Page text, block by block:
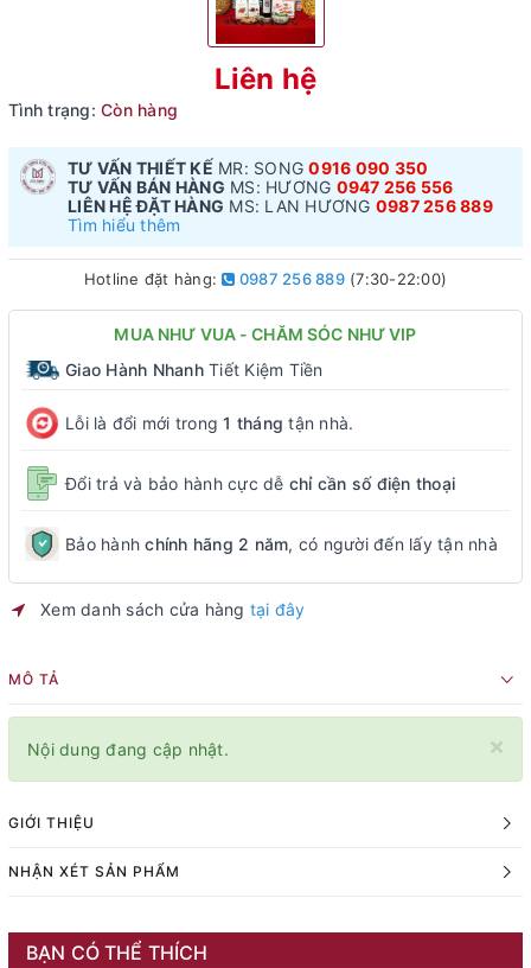
Liên hệ
Tình trạng: Còn hàng
TƯ VẤN THIẾT KẾ MR: SONG0916 090 350
TƯ VẤN BÁN HÀNG MS: HƯƠNG 0947 256 556
LIÊN HỆ ĐẶT HÀNG MS: LAN HƯƠNG 0987 256 889
Tìm hiểu thêm
Hotline đặt hàng: 0987 256 889(7:30-22:00)
MUA NHƯ VUA - CHĂM SÓC NHƯ VIP
Giao Hành NhanhTiết Kiệm Tiền
Lỗi là đổi mới trong1 tháng tận nhà.
Đổi trả và bảo hành cực dễ chỉ cần số điện thoại
Bảo hànhchính hãng 2 năm, có người đến lấy tận nhà
Xem danh sách cửa hàng tại đây
MÔ TẢ
×
Nội dung đang cập nhật.
GIỚI THIỆU
NHẬN XÉT SẢN PHẨM
BẠN CÓ THỂ THÍCH